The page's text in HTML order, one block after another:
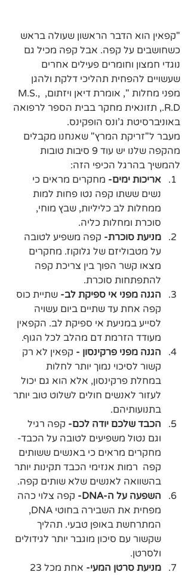
"קפאין הוא הדבר הראשון שעולה בראש
כשחושבים על קפה. אבל קפה מכיל גם
נוגדי חמצון וחומרים פעילים אחרים
שעשויים להפחית תהליכי דלקת ולהגן
מפני מחלות ", אומרת דיאן ויזתום, M.S.,
R.D., תזונאית מחקר בבית הספר לרפואה
באוניברסיטת ג'ונס הופקינס.
מעבר ל"זריקת המרץ" שאנחנו מקבלים
מהקפה שלנו יש עוד 9 סיבות טובות
להמשיך בהרגל הכיפי הזה:
אריכות ימים- מחקרים מראים כי
נשים ששתו קפה נטו פחות למות
ממחלות לב כליליות, שבץ מוחי,
סוכרת ומחלות כליה.
מניעת סוכרת- קפה משפיע לטובה
על מטבוליזם של גלוקוז. מחקרים
מצאו קשר הפוך בין צריכת קפה
להתפתחות סוכרת.
הגנה מפני אי ספיקת לב- שתיית כוס
קפה אחת עד שתיים ביום עשויה
לסייע במניעת אי ספיקת לב. הקפאין
מעודד הזרמת דם מהלב לכל הגוף.
הגנה מפני פרקינסון - קפאין לא רק
קשור לסיכוי נמוך יותר לחלות
במחלת פרקינסון, אלא הוא גם יכול
לעזור לאנשים חולים לשלוט טוב יותר
בתנועותיהם.
הכבד שלכם יודה לכם- קפה רגיל
וגם נטול משפיעים לטובה על הכבד-
מחקרים מראים כי באנשים ששותים
קפה  רמות אנזימי הכבד תקינות יותר
בהשוואה לאנשים שלא שותים קפה.
השפעה על ה-DNA-
קפה צלוי כהה
מפחית את השבירה בחוטי DNA,
המתרחשת באופן טבעי. תהליך
שקשור עם סיכון מוגבר יותר לגידולים
ולסרטן.
מניעת סרטן המעי-